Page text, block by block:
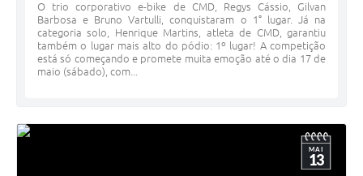
O trio corporativo e-bike de CMD, Regys Cássio, Gilvan
Barbosa e Bruno Vartulli, conquistaram o 1° lugar. Já na
categoria solo, Henrique Martins, atleta de CMD, garantiu
também o lugar mais alto do pódio: 1º lugar! A competição
está só começando e promete muita emoção até o dia 17 de
maio (sábado), com...
MAI
13